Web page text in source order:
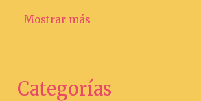
Mostrar más
Categorías